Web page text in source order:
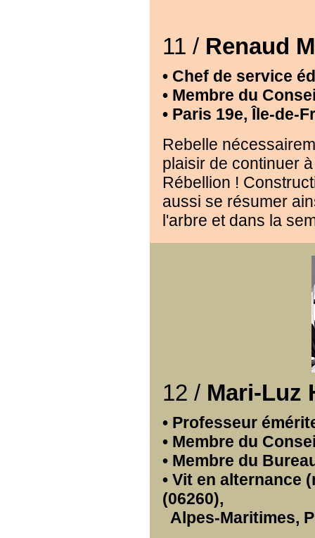
11 / Renaud
• Chef de service
• Membre du
• Paris 19e, Île-de-
Rebelle
plaisir de continuer
Rébellion !
aussi se résumer
l'arbre et dans la
12 / Mari-Luz
• Professeur
• Membre du
• Membre du
• Vit en alternance
(06260),
Alpes-Maritimes,